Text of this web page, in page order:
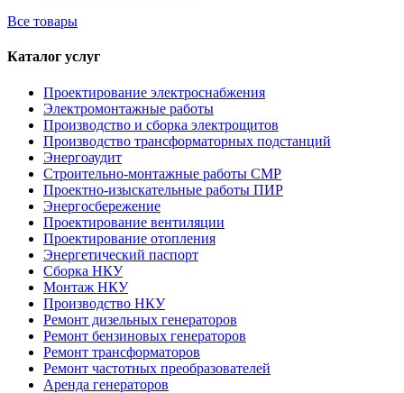
Все товары
Каталог услуг
Проектирование электроснабжения
Электромонтажные работы
Производство и сборка электрощитов
Производство трансформаторных подстанций
Энергоаудит
Строительно-монтажные работы СМР
Проектно-изыскательные работы ПИР
Энергосбережение
Проектирование вентиляции
Проектирование отопления
Энергетический паспорт
Сборка НКУ
Монтаж НКУ
Производство НКУ
Ремонт дизельных генераторов
Ремонт бензиновых генераторов
Ремонт трансформаторов
Ремонт частотных преобразователей
Аренда генераторов